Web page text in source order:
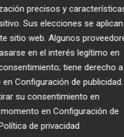
precisos y
Sus elecciones se aplican
sitio web. Algunos
en el interés legítimo en
tiene derecho a
enConfiguración de publicidad.
su consentimiento en
momento enConfiguración de
de privacidad